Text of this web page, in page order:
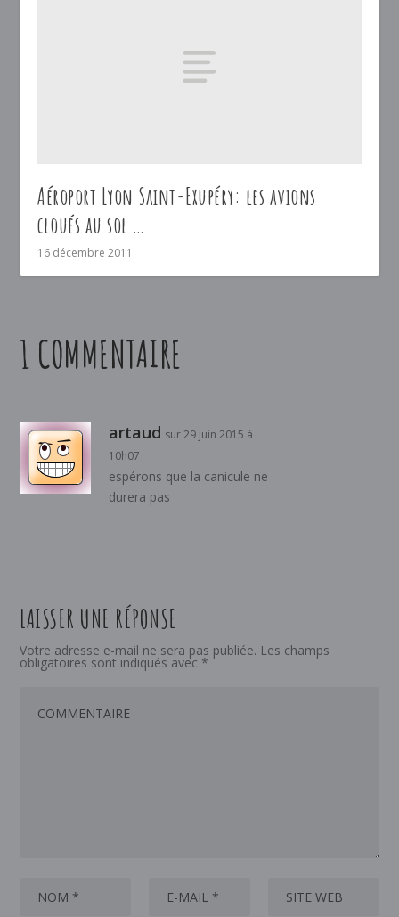
Aéroport Lyon Saint-Exupéry: les avions
cloués au sol …
16 décembre 2011
1 COMMENTAIRE
artaud sur 29 juin 2015 à
10h07
espérons que la canicule ne
durera pas
LAISSER UNE RÉPONSE
Votre adresse e-mail ne sera pas publiée. Les champs
obligatoires sont indiqués avec *